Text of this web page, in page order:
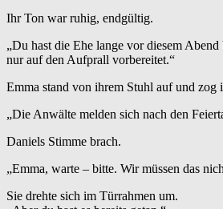
Ihr Ton war ruhig, endgültig.
„Du hast die Ehe lange vor diesem
nur auf den Aufprall vorbereitet.“
Emma stand von ihrem Stuhl auf und zog
„Die Anwälte melden sich nach den
Daniels Stimme brach.
„Emma, warte – bitte. Wir müssen das
Sie drehte sich im Türrahmen um.